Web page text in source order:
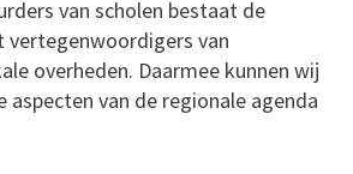
van scholen bestaat de
vertegenwoordigers van
overheden. Daarmee kunnen wij
aspecten van de regionale agenda